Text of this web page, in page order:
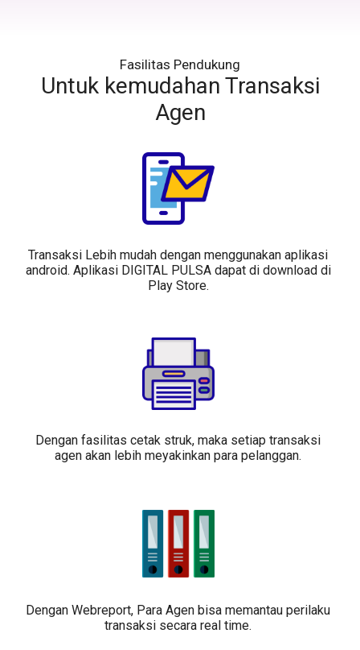
Fasilitas Pendukung
Untuk kemudahan Transaksi
Agen
Transaksi Lebih mudah dengan menggunakan aplikasi
android. Aplikasi DIGITAL PULSA dapat di download di
Play Store.
Dengan fasilitas cetak struk, maka setiap transaksi
agen akan lebih meyakinkan para pelanggan.
Dengan Webreport, Para Agen bisa memantau perilaku
transaksi secara real time.